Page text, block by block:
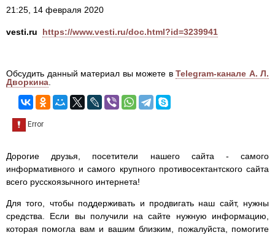
21:25, 14 февраля 2020
vesti.ru https://www.vesti.ru/doc.html?id=3239941
Обсудить данный материал вы можете в Telegram-канале А. Л.
Дворкина
Дорогие друзья, посетители нашего сайта - самого
информативного и самого крупного противосектантского сайта
всего русскоязычного интернета!
Для того, чтобы поддерживать и продвигать наш сайт, нужны
средства. Если вы получили на сайте нужную информацию,
которая помогла вам и вашим близким, пожалуйста, помогите